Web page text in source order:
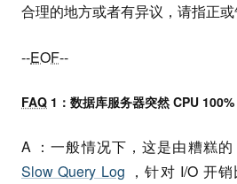
合理的地方或者有异议，请指正或
--EOF--
FAQ 1：数据库服务器突然 CPU
A ：一般情况下，这是由糟糕
Slow Query Log ，针对 I/O 开